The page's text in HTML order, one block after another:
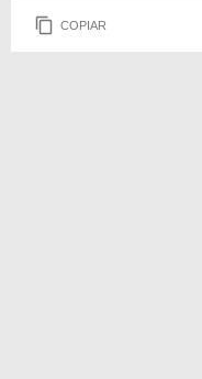
COPIAR